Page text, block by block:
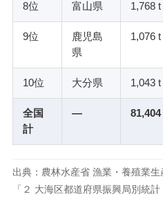
8位 富山県 1,768 t
9位
鹿児島
県
1,076 t
10位 大分県 1,043 t
全国
計
—
出典：農林水産省 漁業・養殖業
「２ 大海区都道府県振興局別統計